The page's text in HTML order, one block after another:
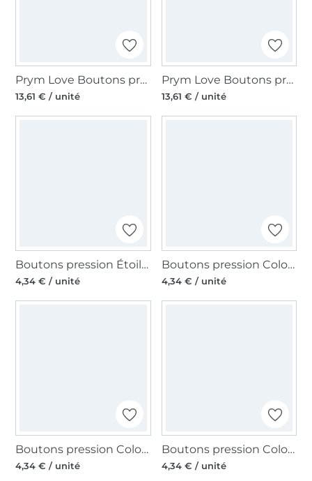
Prym Love Boutons pression 8 mm bleu clair, rose
13,61 € / unité
Prym Love Boutons pression 8 mm vert
13,61 € / unité
Boutons pression Étoiles Mix rouge
4,34 € / unité
Boutons pression Color Flower Mix green
4,34 € / unité
Boutons pression Color KST 12,4mm marine/gris/blanc
4,34 € / unité
Boutons pression Color KST 12,4mm green/light green/brown
4,34 € / unité